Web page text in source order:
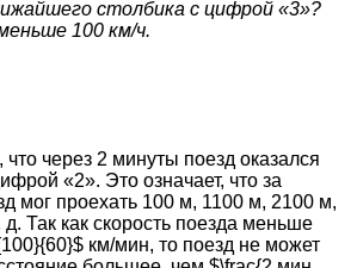
столбика с цифрой «3»?
100 км/ч.
что через 2 минуты поезд оказался
«2». Это означает, что за
мог проехать 100 м, 1100 м, 2100 м,
Так как скорость поезда меньше
км/мин, то поезд не может